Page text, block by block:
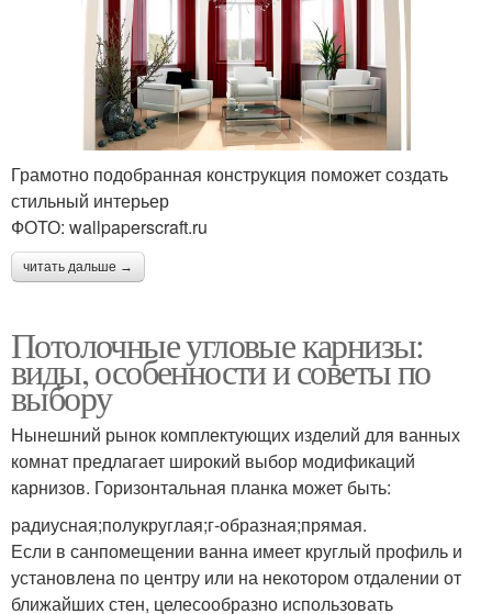
Грамотно подобранная конструкция поможет создать
стильный интерьер
ФОТО: wallpaperscraft.ru
читать дальше →
Потолочные угловые карнизы:
виды, особенности и советы по
выбору
Нынешний рынок комплектующих изделий для ванных
комнат предлагает широкий выбор модификаций
карнизов. Горизонтальная планка может быть:
радиусная;полукруглая;г-образная;прямая.
Если в санпомещении ванна имеет круглый профиль и
установлена по центру или на некотором отдалении от
ближайших стен, целесообразно использовать